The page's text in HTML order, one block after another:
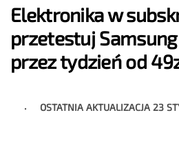
Elektronika w
przetestuj
przez tydzień od
OSTATNIA AKTUALIZACJA 23